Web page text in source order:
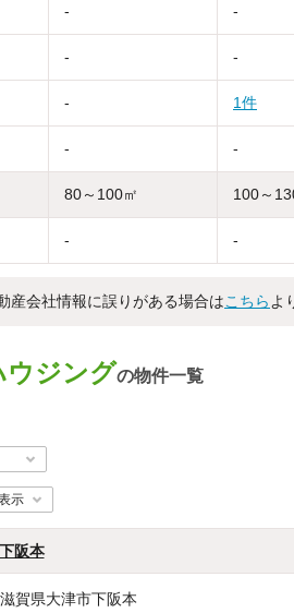
- -
- -
- 1件
- -
80～100㎡ 100～
- -
産会社情報に誤りがある場合はこちら よ
ウジングの物件一覧
阪本
滋賀県大津市下阪本